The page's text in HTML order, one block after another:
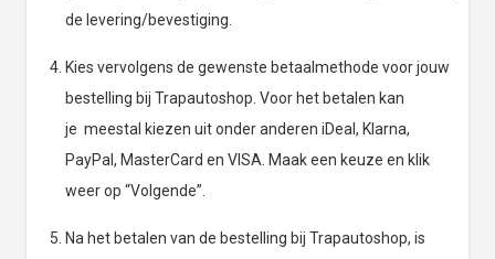
de levering/bevestiging.
Kies vervolgens de gewenste betaalmethode voor jouw
bestelling bij Trapautoshop. Voor het betalen kan
je meestal kiezen uit onder anderen iDeal, Klarna,
PayPal, MasterCard en VISA. Maak een keuze en klik
weer op “Volgende”.
Na het betalen van de bestelling bij Trapautoshop, is